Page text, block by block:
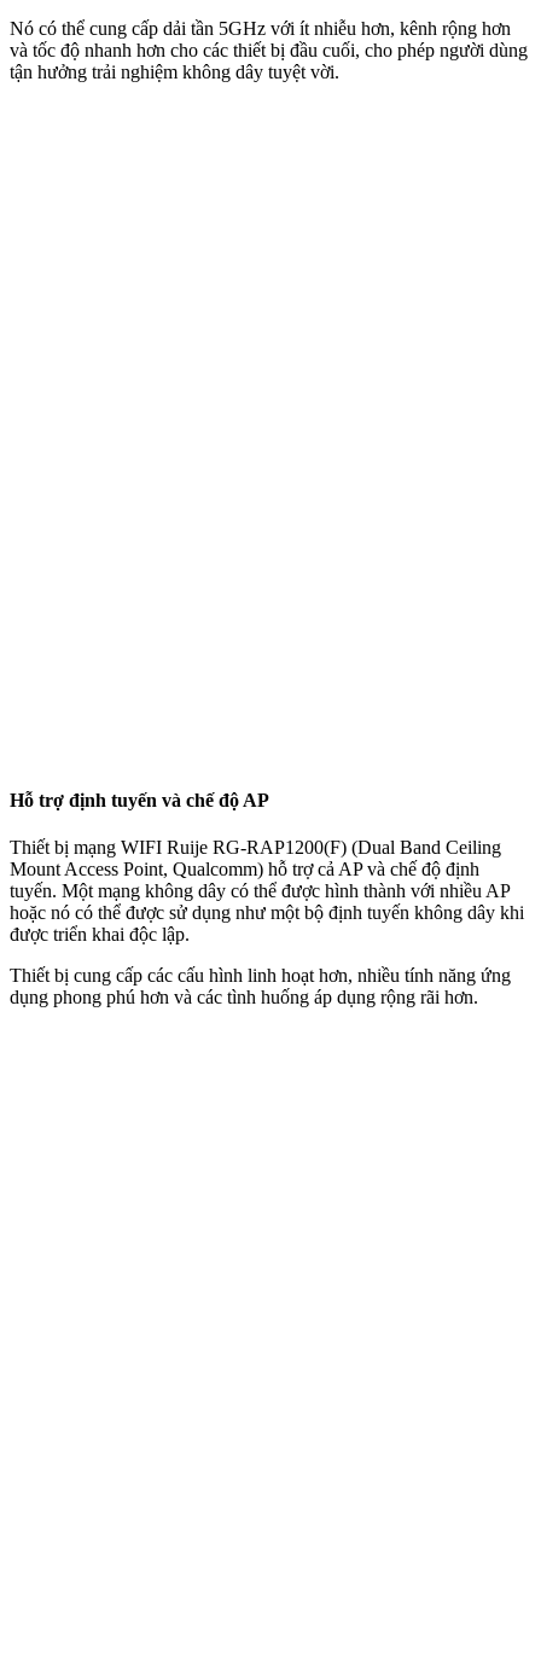
Nó có thể cung cấp dải tần 5GHz với ít nhiễu hơn, kênh rộng hơn
và tốc độ nhanh hơn cho các thiết bị đầu cuối, cho phép người dùng
tận hưởng trải nghiệm không dây tuyệt vời.
Hỗ trợ định tuyến và chế độ AP
Thiết bị mạng WIFI Ruije RG-RAP1200(F) (Dual Band Ceiling
Mount Access Point, Qualcomm) hỗ trợ cả AP và chế độ định
tuyến. Một mạng không dây có thể được hình thành với nhiều AP
hoặc nó có thể được sử dụng như một bộ định tuyến không dây khi
được triển khai độc lập.
Thiết bị cung cấp các cấu hình linh hoạt hơn, nhiều tính năng ứng
dụng phong phú hơn và các tình huống áp dụng rộng rãi hơn.